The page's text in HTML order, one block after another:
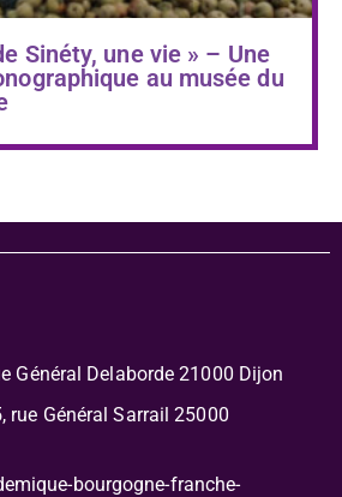
Sinéty, une vie » – Une
au musée du
Général Delaborde 21000 Dijon
rue Général Sarrail 25000
bourgogne-franche-